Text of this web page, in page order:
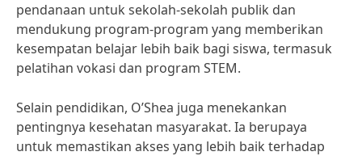
pendanaan untuk sekolah-sekolah publik dan
mendukung program-program yang memberikan
kesempatan belajar lebih baik bagi siswa, termasuk
pelatihan vokasi dan program STEM.
Selain pendidikan, O’Shea juga menekankan
pentingnya kesehatan masyarakat. Ia berupaya
untuk memastikan akses yang lebih baik terhadap